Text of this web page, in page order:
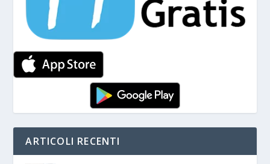
ARTICOLI RECENTI